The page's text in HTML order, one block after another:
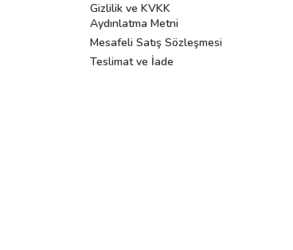
Gizlilik ve KVKK
Aydınlatma Metni
Mesafeli Satış Sözleşmesi
Teslimat ve İade